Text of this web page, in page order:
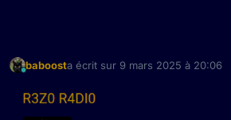
baboosta écrit sur 9 mars 2025 à 20:06
dernière édition par